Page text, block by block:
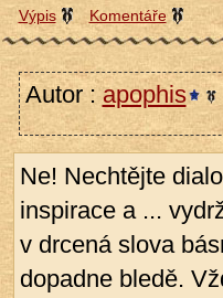
Výpis Komentáře
Autor : apophis
Ne! Nechtějte
inspirace a ...
v drcená slova
dopadne bledě.